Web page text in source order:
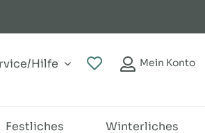
Hilfe Mein Konto
Festliches Winterliches